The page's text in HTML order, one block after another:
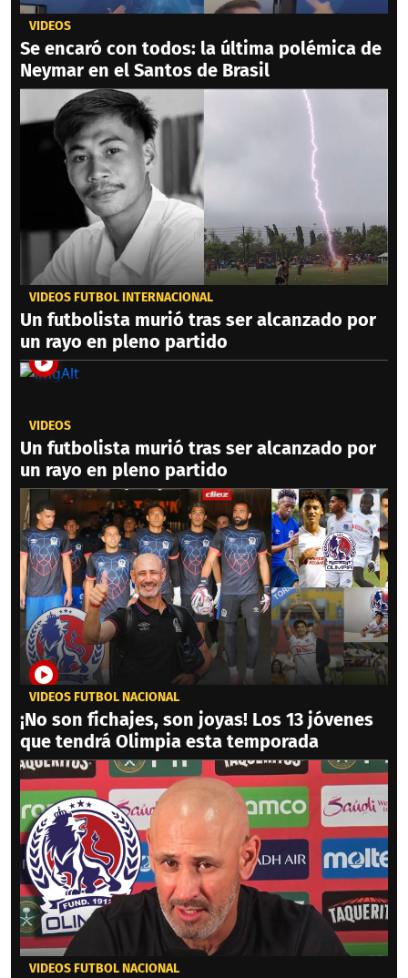
VIDEOS
Se encaró con todos: la última polémica de
Neymar en el Santos de Brasil
VIDEOS FÚTBOL INTERNACIONAL
Un futbolista murió tras ser alcanzado por
un rayo en pleno partido
VIDEOS
Un futbolista murió tras ser alcanzado por
un rayo en pleno partido
VIDEOS FÚTBOL NACIONAL
¡No son fichajes, son joyas! Los 13 jóvenes
que tendrá Olimpia esta temporada
VIDEOS FÚTBOL NACIONAL